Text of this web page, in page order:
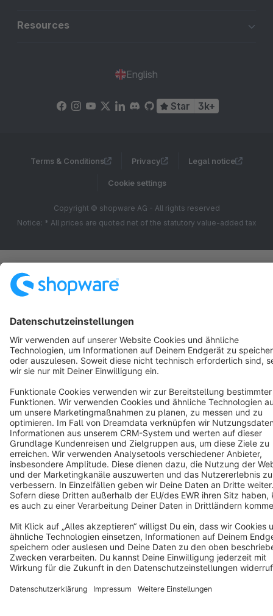
Resources
English
Star 3k+
Terms & Conditions Privacy Legal notice
Cookie settings
Copyright © shopware AG - All rights reserved
Notice: * All prices are quoted net of the statutory value-added tax